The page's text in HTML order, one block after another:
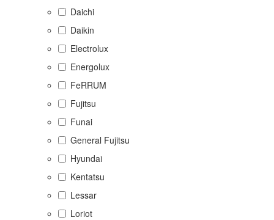
Daichi
Daikin
Electrolux
Energolux
FeRRUM
Fujitsu
Funai
General Fujitsu
Hyundai
Kentatsu
Lessar
Loriot